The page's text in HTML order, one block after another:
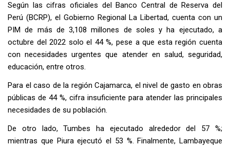
Según las cifras oficiales del Banco Central de Reserva del
Perú (BCRP), el Gobierno Regional La Libertad, cuenta con un
PIM de más de 3,108 millones de soles y ha ejecutado, a
octubre del 2022 solo el 44 %, pese a que esta región cuenta
con necesidades urgentes que atender en salud, seguridad,
educación, entre otros.
Para el caso de la región Cajamarca, el nivel de gasto en obras
públicas de 44 %, cifra insuficiente para atender las principales
necesidades de su población.
De otro lado, Tumbes ha ejecutado alrededor del 57 %;
mientras que Piura ejecutó el 53 %. Finalmente, Lambayeque